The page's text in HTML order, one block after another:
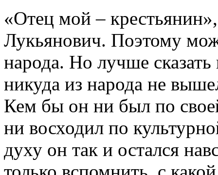
«Отец мой –
Лукьянович. Поэтому
народа. Но лучше
никуда из народа не
Кем бы он ни был по
ни восходил по
духу он так и остался